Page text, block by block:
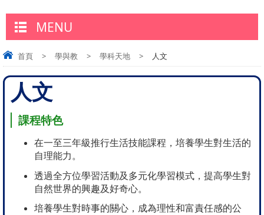
MENU
首頁 > 學與教 > 學科天地 > 人文
人文
課程特色
在一至三年級推行生活技能課程，培養學生對生活的
自理能力。
透過全方位學習活動及多元化學習模式，提高學生對
自然世界的興趣及好奇心。
培養學生對時事的關心，成為理性和富責任感的公